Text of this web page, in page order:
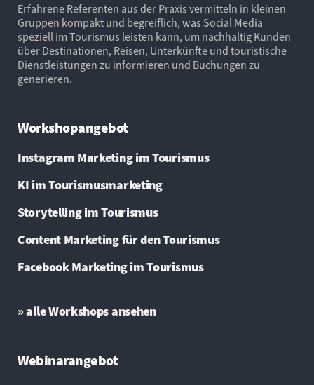
Erfahrene Referenten aus der Praxis vermitteln in kleinen
Gruppen kompakt und begreiflich, was Social Media
speziell im Tourismus leisten kann, um nachhaltig Kunden
über Destinationen, Reisen, Unterkünfte und touristische
Dienstleistungen zu informieren und Buchungen zu
generieren.
Workshopangebot
Instagram Marketing im Tourismus
KI im Tourismusmarketing
Storytelling im Tourismus
Content Marketing für den Tourismus
Facebook Marketing im Tourismus
» alle Workshops ansehen
Webinarangebot